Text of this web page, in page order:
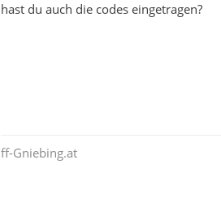
hast du auch die codes eingetragen?
ff-Gniebing.at